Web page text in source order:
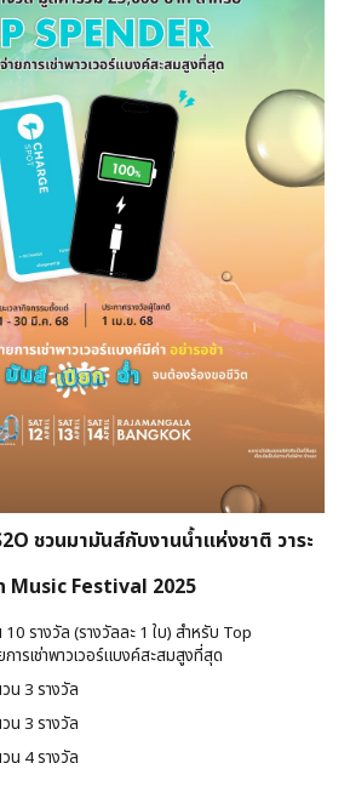
ชวนมามันส์กับงานน้ำแห่งชาติ วาระ
Music Festival 2025
รางวัล (รางวัลละ 1 ใบ) สำหรับ Top
ารเช่าพาวเวอร์แบงค์สะสมสูงที่สุด
น 3 รางวัล
น 3 รางวัล
น 4 รางวัล